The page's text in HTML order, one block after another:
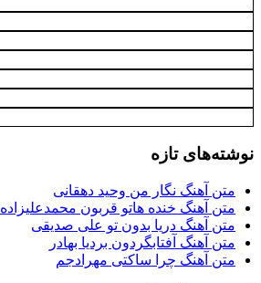
نوشته‌های تازه
متن آهنگ نگار من وحید دهقانی
متن آهنگ خنده هاتو قربون محمدعلیزاده
متن آهنگ دریا بدون تو علی صدیقی
متن آهنگ آفتابگردون بردیا بهادر
متن آهنگ چرا ساکتی مهرادجم